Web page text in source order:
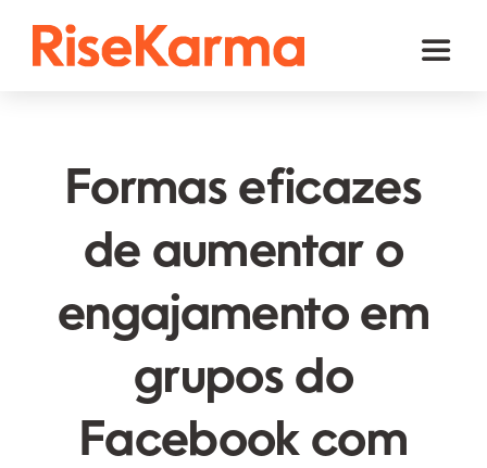
Toggle
TikTok
YouTube
Twitter (𝕏)
Carrinho
Formas eficazes
de aumentar o
engajamento em
grupos do
Facebook com